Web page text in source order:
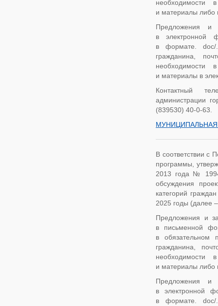
необходимости
и материалы либо
Предложения и
в электронной
в формате. doc/
гражданина,
необходимости
и материалы в
Контактный
администрации
(839530) 40-0-63.
МУНИЦИПАЛЬНАЯ
В соответствии с
программы,
2013 года №
обсуждения
категорий
2025 годы (далее
Предложения и
в письменной
в обязательном
гражданина,
необходимости
и материалы либо
Предложения и
в электронной
в формате. doc/